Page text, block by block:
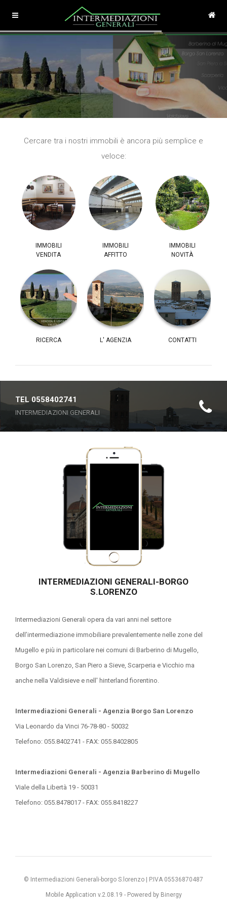
Cercare tra i nostri immobili è ancora più semplice e
veloce:
IMMOBILI
VENDITA
IMMOBILI
AFFITTO
IMMOBILI
NOVITÀ
RICERCA L' AGENZIA CONTATTI
TEL 0558402741
INTERMEDIAZIONI GENERALI
INTERMEDIAZIONI GENERALI-BORGO
S.LORENZO
Intermediazioni Generali opera da vari anni nel settore
dell’intermediazione immobiliare prevalentemente nelle zone del
Mugello e più in particolare nei comuni di Barberino di Mugello,
Borgo San Lorenzo, San Piero a Sieve, Scarperia e Vicchio ma
anche nella Valdisieve e nell' hinterland fiorentino.
Intermediazioni Generali - Agenzia Borgo San Lorenzo
Via Leonardo da Vinci 76-78-80 - 50032
Telefono: 055.8402741 - FAX: 055.8402805
Intermediazioni Generali - Agenzia Barberino di Mugello
Viale della Libertà 19 - 50031
Telefono: 055.8478017 - FAX: 055.8418227
© Intermediazioni Generali-borgo S.lorenzo | P.IVA 05536870487
Mobile Application v.2.08.19 - Powered by Binergy